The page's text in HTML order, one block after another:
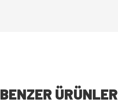
BENZER ÜRÜNLER